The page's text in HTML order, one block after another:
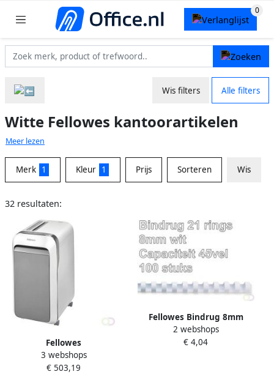
Wis filters Alle filters
Witte Fellowes kantoorartikelen
Meer lezen
Merk 1 Kleur 1 Prijs Sorteren Wis
32 resultaten:
Fellowes
Papierversnipperaar
Powershred LX221 snippers
3 webshops
€ 503,19
Fellowes Bindrug 8mm
21rings A4 wit 100 stuks
2 webshops
€ 4,04